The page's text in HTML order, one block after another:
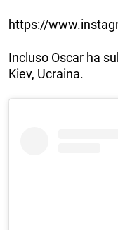
https://
Incluso Oscar ha
Kiev, Ucraina.